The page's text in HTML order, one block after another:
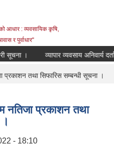
आधार : व्यवसायिक कृषि,
र पुर्वाधार"
। व्यापार व्यवसाय अनिवार्य
प्रकाशन तथा सिफारिस सम्बन्धी सूचना ।
नतिजा प्रकाशन तथा
- 18:10